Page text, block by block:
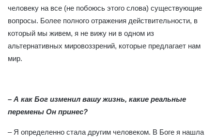
человеку на все (не побоюсь этого слова) существующие
вопросы. Более полного отражения действительности, в
который мы живем, я не вижу ни в одном из
альтернативных мировоззрений, которые предлагает нам
мир.
– А как Бог изменил вашу жизнь, какие реальные
перемены Он принес?
– Я определенно стала другим человеком. В Боге я нашла